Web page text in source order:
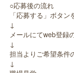
○応募後の流れ
「応募する」ボタン
↓
メールにてweb登録
↓
担当よりご希望条件
↓